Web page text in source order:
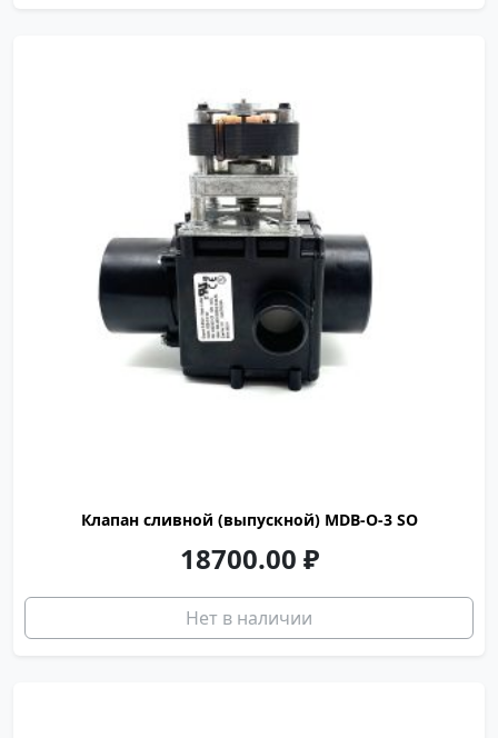
Клапан сливной (выпускной) MDB-O-3 SO
18700.00 ₽
Нет в наличии